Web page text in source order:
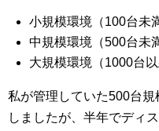
小規模環境（100台未
中規模環境（500台未
大規模環境（1000台
私が管理していた500台
しましたが、半年でディ